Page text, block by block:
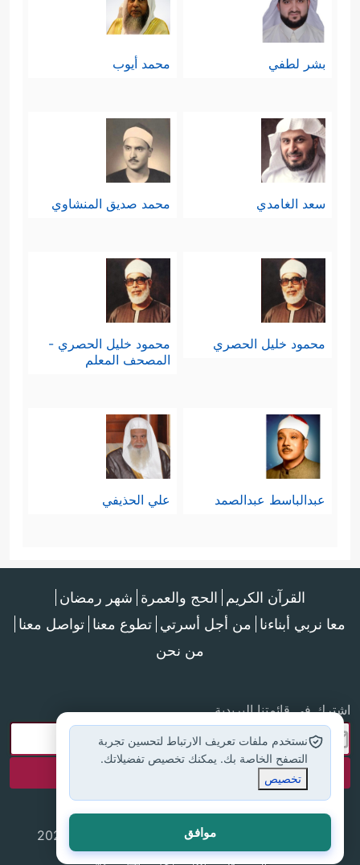
بشر لطفي محمد أيوب
سعد الغامدي محمد صديق المنشاوي
محمود خليل الحصري
محمود خليل الحصري -
المصحف المعلم
عبدالباسط عبدالصمد علي الحذيفي
القرآن الكريم الحج والعمرة شهر رمضان
معا نربي أبناءنا من أجل أسرتي تطوع معنا تواصل معنا
من نحن
اشترك في قائمتنا البريدية
جميع الحقوق محفوظة لموقع إسلام أون لاين © 2025
نستخدم ملفات تعريف الارتباط لتحسين تجربة
التصفح الخاصة بك. يمكنك تخصيص تفضيلاتك.
تخصيص
موافق